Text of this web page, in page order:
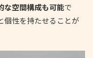
な空間構成も可能で
個性を持たせることが